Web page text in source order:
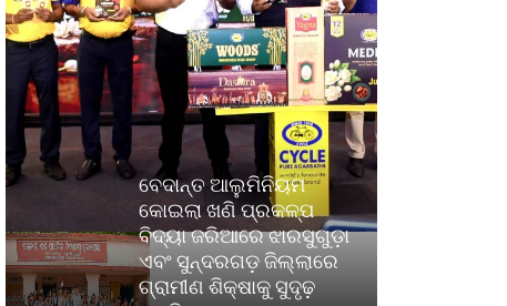
ବେଦାନ୍ତ ଆଲୁମିନିୟମ
କୋଇଲା ଖଣି ପ୍ରକଳ୍ପ
ବିଦ୍ୟା ଜରିଆରେ ଝାରସୁଗୁଡ଼ା
ଏବଂ ସୁନ୍ଦରଗଡ଼ ଜିଲ୍ଲାରେ
ଗ୍ରାମୀଣ ଶିକ୍ଷାକୁ ସୁଦୃଢ଼